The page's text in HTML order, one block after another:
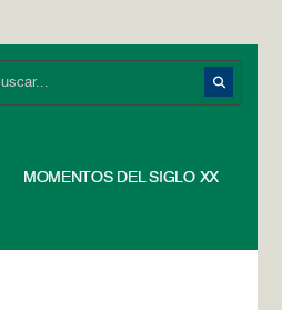
MOMENTOS DEL SIGLO XX